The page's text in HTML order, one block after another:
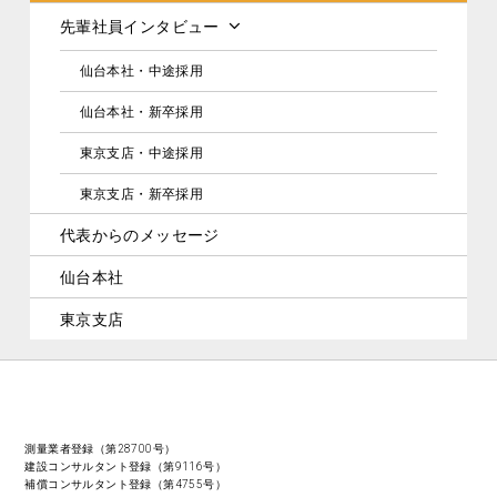
先輩社員インタビュー
仙台本社・中途採用
仙台本社・新卒採用
東京支店・中途採用
東京支店・新卒採用
代表からのメッセージ
仙台本社
東京支店
測量業者登録（第28700号）
建設コンサルタント登録（第9116号）
補償コンサルタント登録（第4755号）